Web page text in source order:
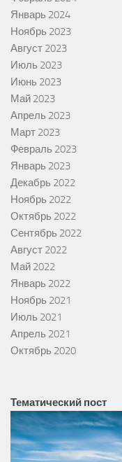
Январь 2024
Ноябрь 2023
Август 2023
Июль 2023
Июнь 2023
Май 2023
Апрель 2023
Март 2023
Февраль 2023
Январь 2023
Декабрь 2022
Ноябрь 2022
Октябрь 2022
Сентябрь 2022
Август 2022
Май 2022
Январь 2022
Ноябрь 2021
Июль 2021
Апрель 2021
Октябрь 2020
Тематический пост